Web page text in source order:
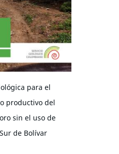
para el
productivo del
sin el uso de
de Bolívar